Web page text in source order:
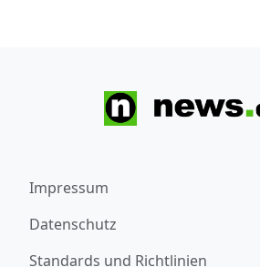
Impressum
Datenschutz
Standards und Richtlinien